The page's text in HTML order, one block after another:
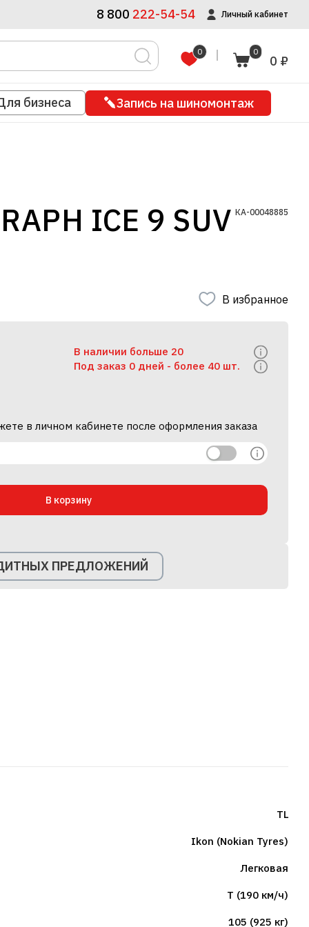
8 800 222-54-54 Личный кабинет
0 0
0 ₽
бизнеса Запись на шиномонтаж
ICE 9 SUV КА-00048885
В избранное
В наличии больше 20
Под заказ 0 дней - более 40 шт.
в личном кабинете после оформления заказа
В корзину
ПРЕДЛОЖЕНИЙ
TL
Ikon (Nokian Tyres)
Легковая
T (190 км/ч)
105 (925 кг)